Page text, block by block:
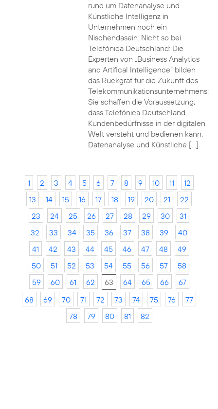
rund um Datenanalyse und
Künstliche Intelligenz in
Unternehmen noch ein
Nischendasein. Nicht so bei
Telefónica Deutschland: Die
Experten von „Business Analytics
and Artifical Intelligence“ bilden
das Rückgrat für die Zukunft des
Telekommunikationsunternehmens:
Sie schaffen die Voraussetzung,
dass Telefónica Deutschland
Kundenbedürfnisse in der digitalen
Welt versteht und bedienen kann.
Datenanalyse und Künstliche […]
1 2 3 4 5 6 7 8 9 10 11
12
13
14 15 16 17 18 19 20 21
22
23
24 25 26 27 28 29 30
31
32
33 34 35 36 37 38 39
40
41
42 43 44 45 46 47 48
49
50
51 52 53 54 55 56 57
58
59
60 61 62 63 64 65 66
67
68
69 70 71 72 73 74 75 76
77
78
79 80 81 82